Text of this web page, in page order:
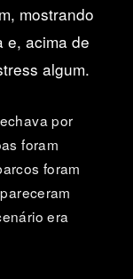
mostrando
e, acima de
algum.
por
foram
foram
era